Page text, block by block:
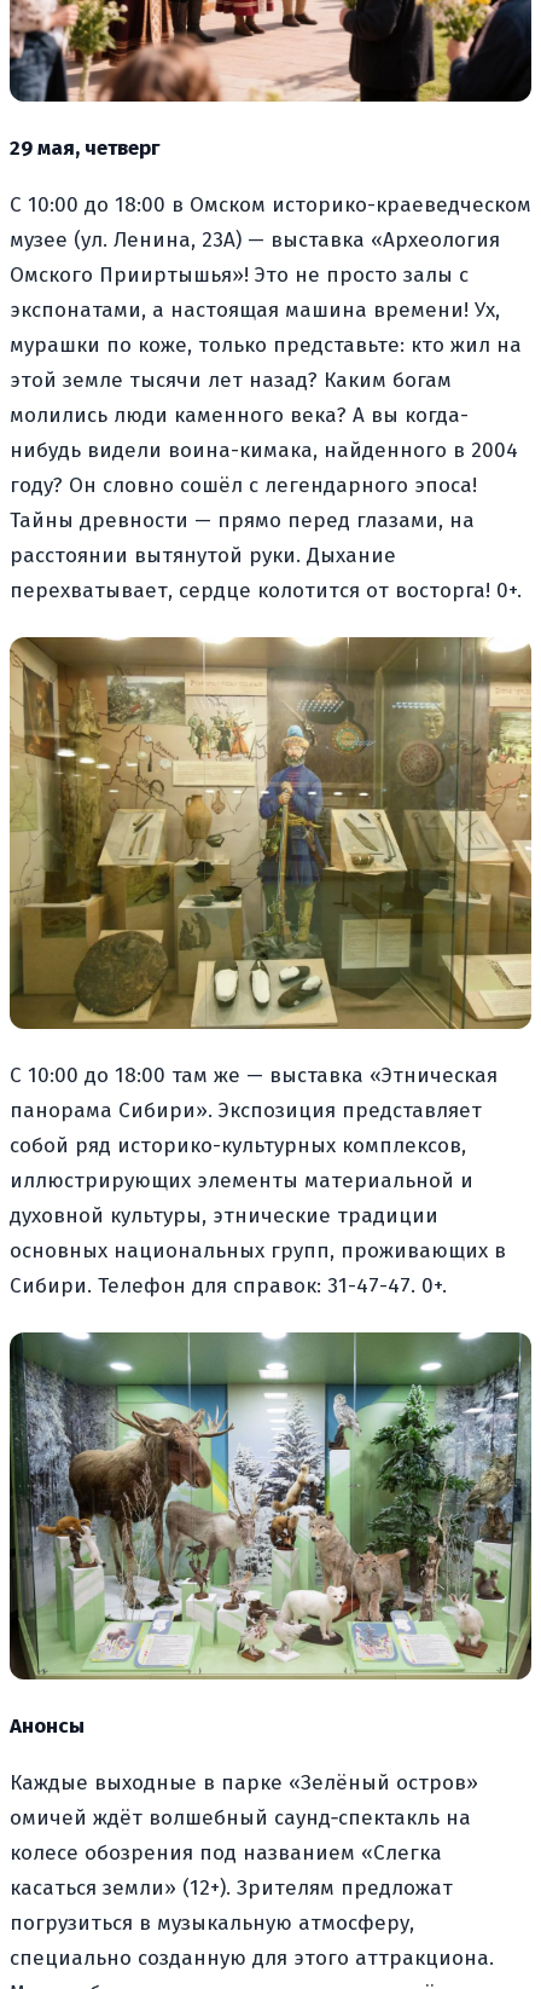
29 мая, четверг
С 10:00 до 18:00 в Омском историко-краеведческом
музее (ул. Ленина, 23А) — выставка «Археология
Омского Прииртышья»! Это не просто залы с
экспонатами, а настоящая машина времени! Ух,
мурашки по коже, только представьте: кто жил на
этой земле тысячи лет назад? Каким богам
молились люди каменного века? А вы когда-
нибудь видели воина-кимака, найденного в 2004
году? Он словно сошёл с легендарного эпоса!
Тайны древности — прямо перед глазами, на
расстоянии вытянутой руки. Дыхание
перехватывает, сердце колотится от восторга! 0+.
С 10:00 до 18:00 там же — выставка «Этническая
панорама Сибири». Экспозиция представляет
собой ряд историко-культурных комплексов,
иллюстрирующих элементы материальной и
духовной культуры, этнические традиции
основных национальных групп, проживающих в
Сибири. Телефон для справок: 31-47-47. 0+.
Анонсы
Каждые выходные в парке «Зелёный остров»
омичей ждёт волшебный саунд‑спектакль на
колесе обозрения под названием «Слегка
касаться земли» (12+). Зрителям предложат
погрузиться в музыкальную атмосферу,
специально созданную для этого аттракциона.